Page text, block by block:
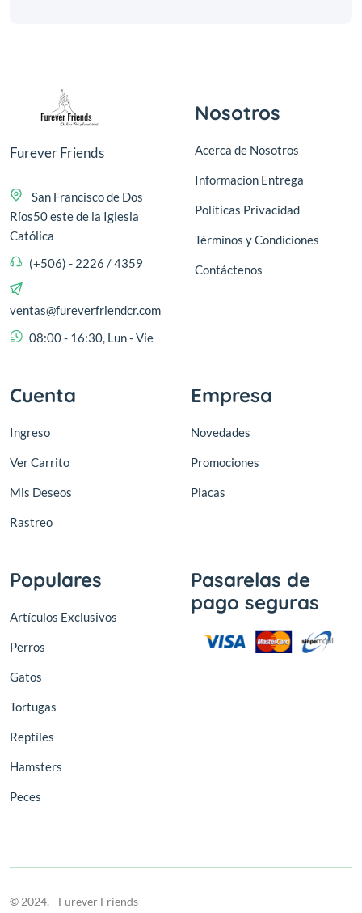
Furever Friends
San Francisco de Dos
Ríos50 este de la Iglesia
Católica
(+506) - 2226 / 4359
ventas@fureverfriendcr.com
08:00 - 16:30, Lun - Vie
Nosotros
Acerca de Nosotros
Informacion Entrega
Políticas Privacidad
Términos y Condiciones
Contáctenos
Cuenta
Ingreso
Ver Carrito
Mis Deseos
Rastreo
Empresa
Novedades
Promociones
Placas
Populares
Artículos Exclusivos
Perros
Gatos
Tortugas
Reptíles
Hamsters
Peces
Pasarelas de
pago seguras
© 2024, - Furever Friends